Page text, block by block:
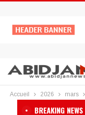
Accueil 2026 mars
BREAKING NEWS